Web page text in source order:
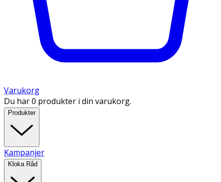
Varukorg
Du har 0 produkter i din varukorg.
Produkter
Kampanjer
Kloka Råd